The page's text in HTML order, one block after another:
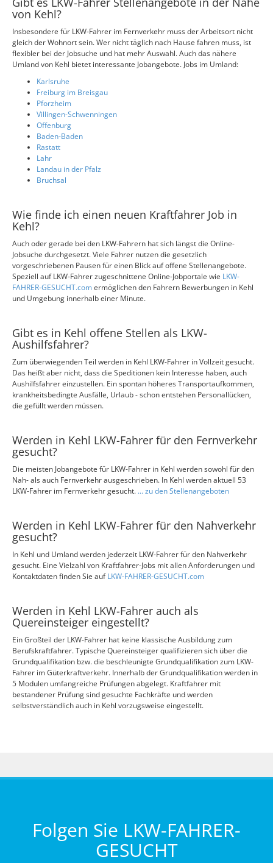
von Kehl?
Insbesondere für LKW-Fahrer im Fernverkehr muss der Arbeitsort nicht
gleich der Wohnort sein. Wer nicht täglich nach Hause fahren muss, ist
flexibler bei der Jobsuche und hat mehr Auswahl. Auch das nähere
Umland von Kehl bietet interessante Jobangebote. Jobs im Umland:
Karlsruhe
Freiburg im Breisgau
Pforzheim
Villingen-Schwenningen
Offenburg
Baden-Baden
Rastatt
Lahr
Landau in der Pfalz
Bruchsal
Wie finde ich einen neuen Kraftfahrer Job in
Kehl?
Auch oder gerade bei den LKW-Fahrern hat sich längst die Online-
Jobsuche durchgesetzt. Viele Fahrer nutzen die gesetzlich
vorgeschriebenen Pausen für einen Blick auf offene Stellenangebote.
Speziell auf LKW-Fahrer zugeschnittene Online-Jobportale wie LKW-
FAHRER-GESUCHT.comermöglichen den Fahrern Bewerbungen in Kehl
und Umgebung innerhalb einer Minute.
Gibt es in Kehl offene Stellen als LKW-
Aushilfsfahrer?
Zum überwiegenden Teil werden in Kehl LKW-Fahrer in Vollzeit gesucht.
Das heißt aber nicht, dass die Speditionen kein Interesse haben, auch
Aushilfsfahrer einzustellen. Ein spontan höheres Transportaufkommen,
krankheitsbedingte Ausfälle, Urlaub - schon entstehen Personallücken,
die gefüllt werden müssen.
Werden in Kehl LKW-Fahrer für den Fernverkehr
gesucht?
Die meisten Jobangebote für LKW-Fahrer in Kehl werden sowohl für den
Nah- als auch Fernverkehr ausgeschrieben. In Kehl werden aktuell 53
LKW-Fahrer im Fernverkehr gesucht. ... zu den Stellenangeboten
Werden in Kehl LKW-Fahrer für den Nahverkehr
gesucht?
In Kehl und Umland werden jederzeit LKW-Fahrer für den Nahverkehr
gesucht. Eine Vielzahl von Kraftfahrer-Jobs mit allen Anforderungen und
Kontaktdaten finden Sie aufLKW-FAHRER-GESUCHT.com
Werden in Kehl LKW-Fahrer auch als
Quereinsteiger eingestellt?
Ein Großteil der LKW-Fahrer hat keine klassische Ausbildung zum
Berufskraftfahrer. Typische Quereinsteiger qualifizieren sich über die
Grundqualifikation bzw. die beschleunigte Grundqualifikation zum LKW-
Fahrer im Güterkraftverkehr. Innerhalb der Grundqualifikation werden in
5 Modulen umfangreiche Prüfungen abgelegt. Kraftfahrer mit
bestandener Prüfung sind gesuchte Fachkräfte und werden
selbstverständlich auch in Kehl vorzugsweise eingestellt.
Folgen Sie LKW-FAHRER-
GESUCHT